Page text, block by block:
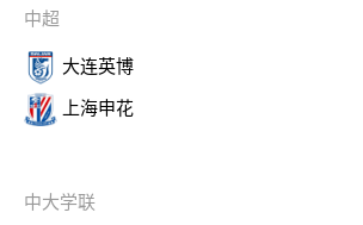
中超
大连英博
上海申花
中大学联